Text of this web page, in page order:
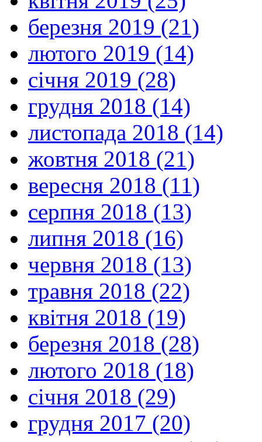
березня 2019 (21)
лютого 2019 (14)
січня 2019 (28)
грудня 2018 (14)
листопада 2018 (14)
жовтня 2018 (21)
вересня 2018 (11)
серпня 2018 (13)
липня 2018 (16)
червня 2018 (13)
травня 2018 (22)
квітня 2018 (19)
березня 2018 (28)
лютого 2018 (18)
січня 2018 (29)
грудня 2017 (20)